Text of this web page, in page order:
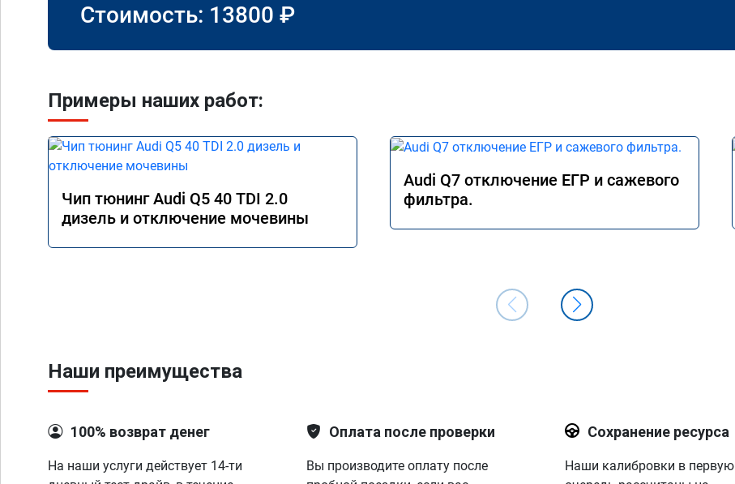
Стоимость: 13800 ₽
Примеры наших работ:
Чип тюнинг Audi Q5 40 TDI 2.0
дизель и отключение мочевины
Audi Q7 отключение ЕГР и сажевого
фильтра.
Наши преимущества
100% возврат денег
На наши услуги действует 14-ти
Оплата после проверки
Вы производите оплату после
Сохранение ресурса
Наши калибровки в первую